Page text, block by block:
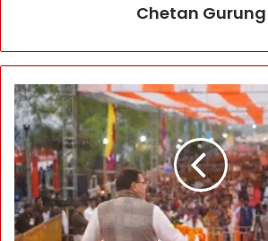
Chetan Gurung
सा
ग
र
में
गु
जा
रे
ए